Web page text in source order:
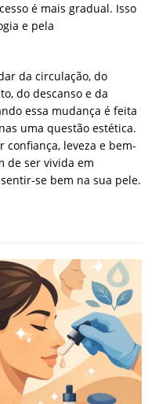
é mais gradual. Isso
e pela
da circulação, do
do descanso e da
essa mudança é feita
uma questão estética.
leveza e bem-
de ser vivida em
se bem na sua pele.